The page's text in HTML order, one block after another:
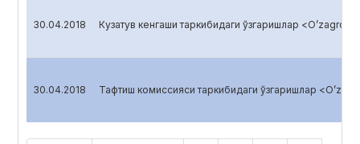
30.04.2018 Кузатув кенгаши таркибидаги ўзгаришлар
30.04.2018 Тафтиш комиссияси таркибидаги ўзгаришлар